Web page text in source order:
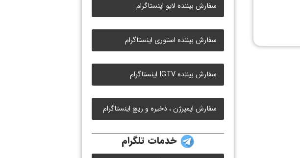
سفارش بیننده لایو اینستاگرام
سفارش بیننده استوری اینستاگرام
سفارش بیننده IGTV اینستاگرام
سفارش ایمپرژن ، ذخیره و ریچ اینستاگرام
خدمات تلگرام